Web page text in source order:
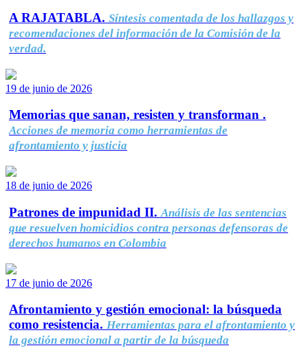
A RAJATABLA. Síntesis comentada de los hallazgos y
recomendaciones del información de la Comisión de la
verdad.
19 de junio de 2026
Memorias que sanan, resisten y transforman .
Acciones de memoria como herramientas de
afrontamiento y justicia
18 de junio de 2026
Patrones de impunidad II. Análisis de las sentencias
que resuelven homicidios contra personas defensoras de
derechos humanos en Colombia
17 de junio de 2026
Afrontamiento y gestión emocional: la búsqueda
como resistencia. Herramientas para el afrontamiento y
la gestión emocional a partir de la búsqueda